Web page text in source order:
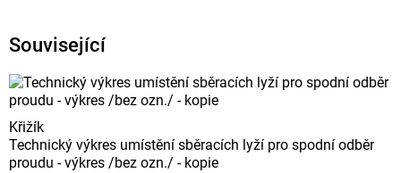
Související
Křižík
Technický výkres umístění sběracích lyží pro spodní odběr
proudu - výkres /bez ozn./ - kopie